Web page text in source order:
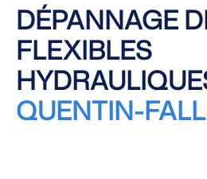
DÉPANNAGE
FLEXIBLES
QUENTIN-